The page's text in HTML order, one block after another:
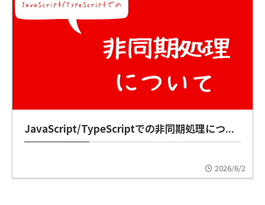
JavaScript/TypeScriptでの非同期処理につ...
2026/6/2